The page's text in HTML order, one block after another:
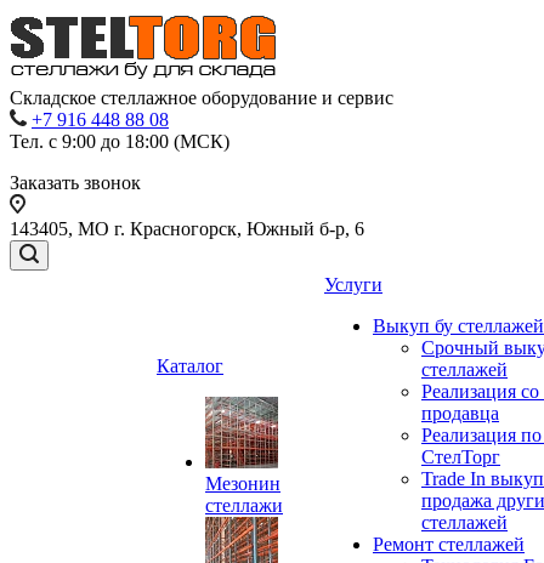
Складское стеллажное оборудование и сервис
+7 916 448 88 08
Тел. с 9:00 до 18:00 (МСК)
Заказать звонок
143405, МО г. Красногорск, Южный б-р, 6
Каталог
Мезонин
стеллажи
Услуги
Выкуп бу стеллажей
Срочный
стеллажей
Реализация со
продавца
Реализация
СтелТорг
Trade In
продажа
стеллажей
Ремонт стеллажей